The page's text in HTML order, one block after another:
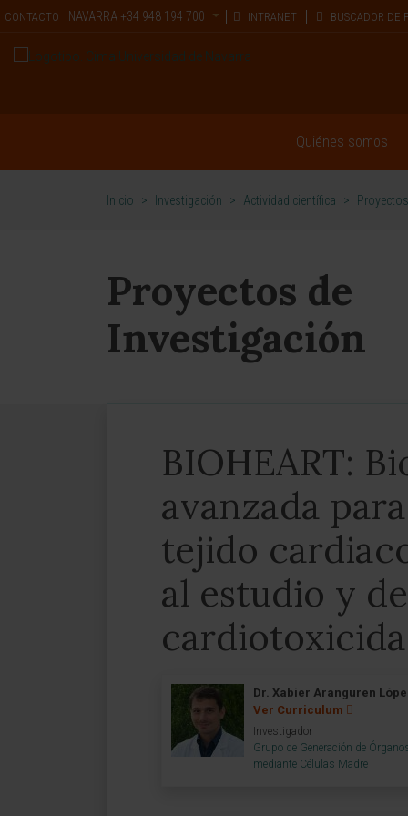
CONTACTO NAVARRA +34 948 194 700 INTRANET BUSCADOR DE
Quiénes somos
Inicio > Investigación > Actividad científica >
Proyectos de
Investigación
BIOHEART:
avanzada
tejido
al estudio y
Dr. Xabier Aranguren
Ver Curriculum
Investigador
Grupo de Generación de
mediante Células Madre